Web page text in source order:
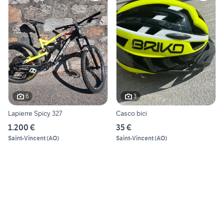
6
Lapierre Spicy 327
1.200 €
Saint-Vincent(AO)
3
Casco bici
35 €
Saint-Vincent(AO)